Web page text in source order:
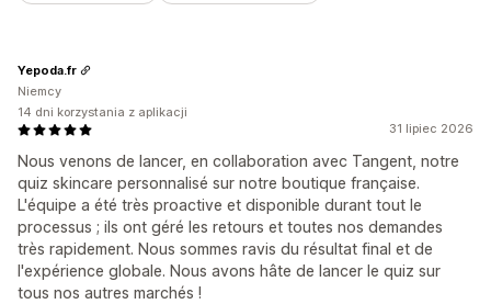
31 lipiec 2026
Nous venons de lancer, en collaboration avec Tangent, notre
quiz skincare personnalisé sur notre boutique française.
L'équipe a été très proactive et disponible durant tout le
processus ; ils ont géré les retours et toutes nos demandes
très rapidement. Nous sommes ravis du résultat final et de
l'expérience globale. Nous avons hâte de lancer le quiz sur
tous nos autres marchés !
Yepoda.fr
Niemcy
14 dni korzystania z aplikacji